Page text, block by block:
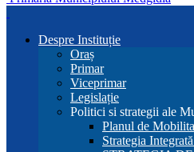
Despre Instituție
Oraș
Primar
Viceprimar
Legislație
Politici si strategii ale
Planul de
Strategia